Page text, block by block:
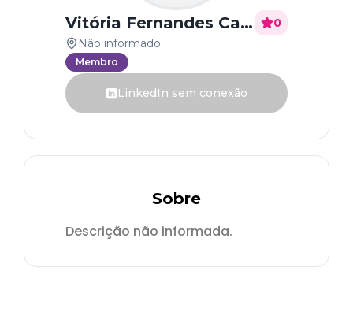
Vitória Fernandes Cardoso
0
Não informado
Membro
LinkedIn sem conexão
Sobre
Descrição não informada.